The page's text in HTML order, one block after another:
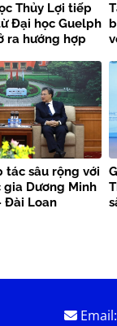
Thủy Lợi tiếp
Đại học Guelph
ra hướng hợp
tác sâu rộng với
gia Dương Minh
Đài Loan
Email: